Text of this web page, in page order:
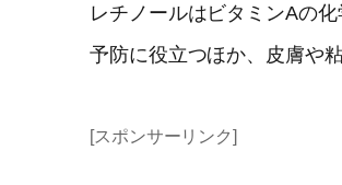
レチノールはビタミンAの
予防に役立つほか、皮膚や
[スポンサーリンク]